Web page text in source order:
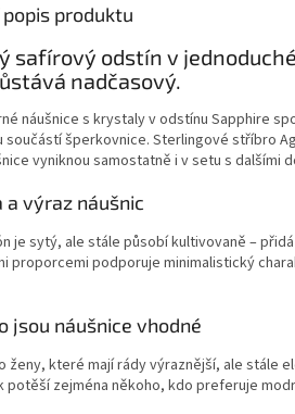
produktu
safírový odstín v
nadčasový.
náušnice s krystaly v odstínu Sapphire
součástí šperkovnice. Sterlingové stříbro
vyniknou samostatně i v setu s dalšími
a výraz náušnic
je sytý, ale stále působí kultivovaně –
proporcemi podporuje minimalistický
jsou náušnice vhodné
ženy, které mají rády výraznější, ale stále
potěší zejména někoho, kdo preferuje